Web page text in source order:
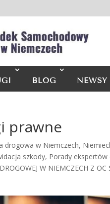
BLOG NEWSY
prawne
drogowa w Niemczech,
szkody, Porady
W NIEMCZECH Z OC